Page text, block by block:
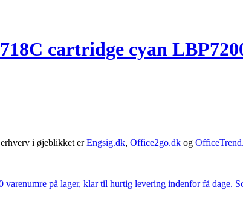
cartridge cyan
i øjeblikket erEngsig.dk, Office2go.dk og
varenumre på lager, klar til hurtig levering indenfor få